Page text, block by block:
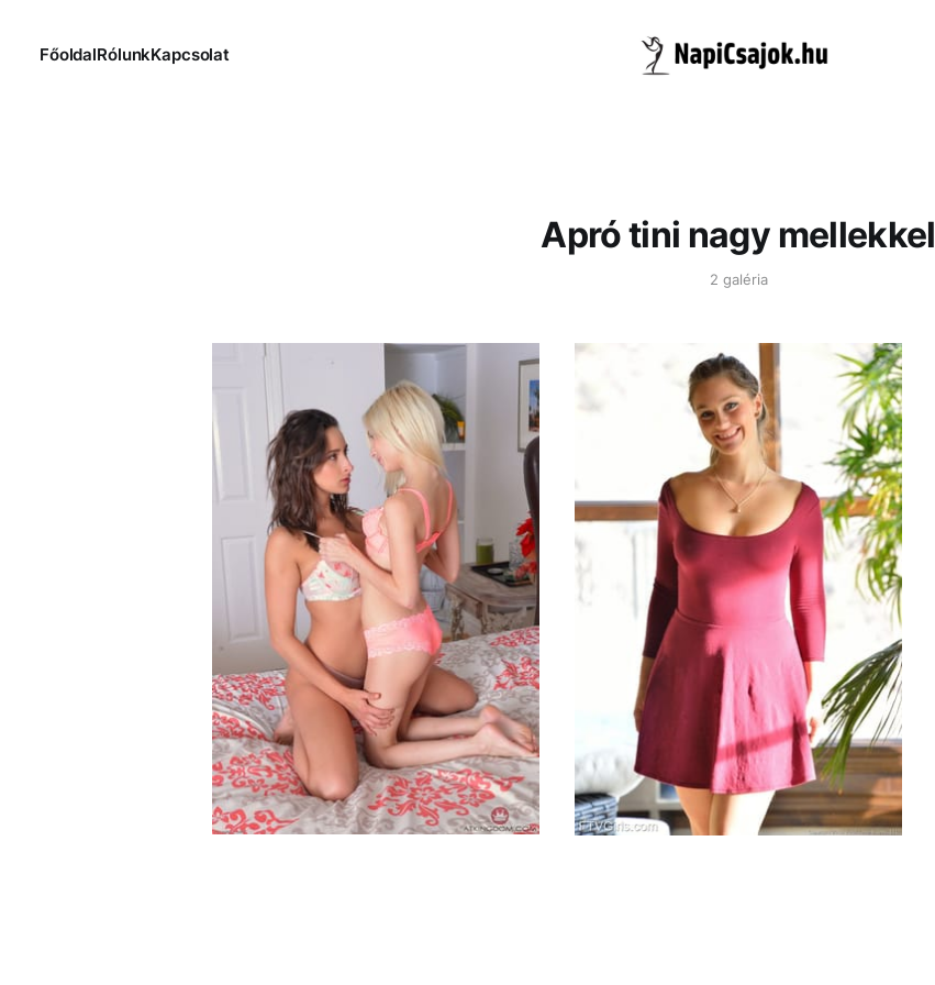
FőoldalRólunkKapcsolat
Apró tini nagy mellekkel
2 galéria